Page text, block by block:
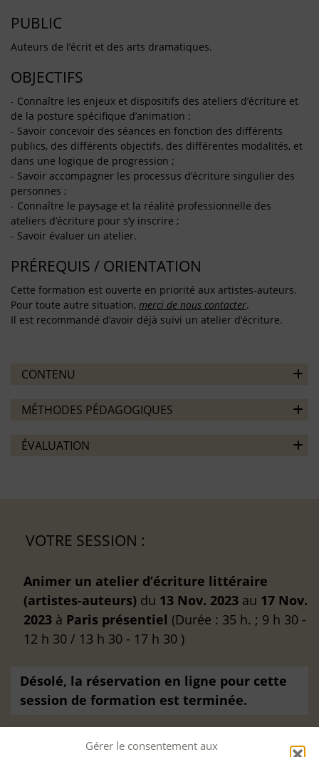
Gérer le consentement aux
PUBLIC
Auteurs de l’écrit et des arts dramatiques.
OBJECTIFS
- Connaître les enjeux et dispositifs des ateliers d’écriture et
de la posture spécifique d’animation ;
- Savoir concevoir des séances en fonction des différents
publics, des différents objectifs, des différentes modalités, et
dans une logique de progression ;
- Savoir accompagner les processus d’écriture singulier des
personnes ;
- Connaître le paysage et la réalité professionnelle des
ateliers d’écriture pour s’y inscrire ;
- Savoir évaluer un atelier.
PRÉREQUIS / ORIENTATION
Cette formation est ouverte en priorité aux artistes-auteurs.
Pour toute autre situation, merci de nous contacter.
Il est recommandé d’avoir déjà suivi un atelier d’écriture.
CONTENU
MÉTHODES PÉDAGOGIQUES
ÉVALUATION
VOTRE SESSION :
Animer un atelier d’écriture littéraire
(artistes-auteurs) du 13 Nov. 2023 au 17 Nov.
2023 à Paris présentiel (Durée : 35 h. ; 9 h 30 -
12 h 30 / 13 h 30 - 17 h 30 )
Désolé, la réservation en ligne pour cette
session de formation est terminée.